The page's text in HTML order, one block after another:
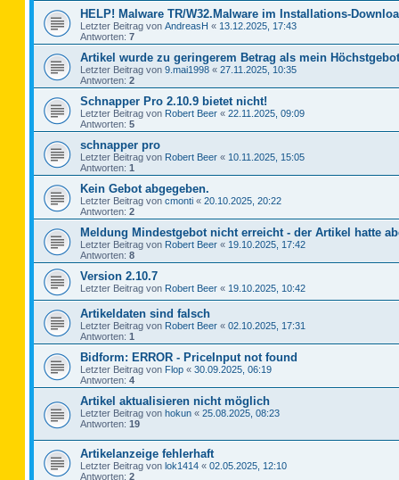
HELP! Malware TR/W32.Malware im Installations-
Letzter Beitrag von AndreasH « 13.12.2025, 17:43
Antworten: 7
Artikel wurde zu geringerem Betrag als mein
Letzter Beitrag von 9.mai1998 « 27.11.2025, 10:35
Antworten: 2
Schnapper Pro 2.10.9 bietet nicht!
Letzter Beitrag von Robert Beer « 22.11.2025, 09:09
Antworten: 5
schnapper pro
Letzter Beitrag von Robert Beer « 10.11.2025, 15:05
Antworten: 1
Kein Gebot abgegeben.
Letzter Beitrag von cmonti « 20.10.2025, 20:22
Antworten: 2
Meldung Mindestgebot nicht erreicht - der Artikel hatte
Letzter Beitrag von Robert Beer « 19.10.2025, 17:42
Antworten: 8
Version 2.10.7
Letzter Beitrag von Robert Beer « 19.10.2025, 10:42
Artikeldaten sind falsch
Letzter Beitrag von Robert Beer « 02.10.2025, 17:31
Antworten: 1
Bidform: ERROR - PriceInput not found
Letzter Beitrag von Flop « 30.09.2025, 06:19
Antworten: 4
Artikel aktualisieren nicht möglich
Letzter Beitrag von hokun « 25.08.2025, 08:23
Antworten: 19
Artikelanzeige fehlerhaft
Letzter Beitrag von lok1414 « 02.05.2025, 12:10
Antworten: 2